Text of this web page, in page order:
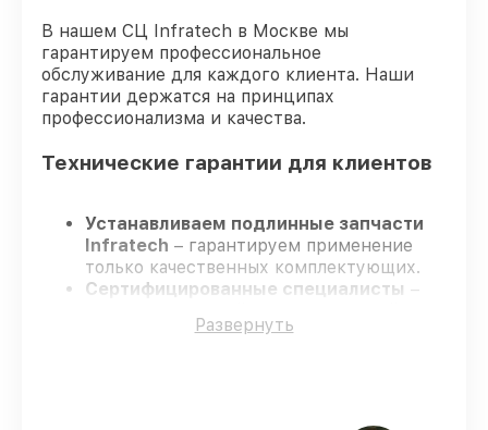
В нашем СЦ Infratech в Москве мы
гарантируем профессиональное
обслуживание для каждого клиента. Наши
гарантии держатся на принципах
профессионализма и качества.
Технические гарантии для клиентов
Устанавливаем подлинные запчасти
Infratech – гарантируем применение
только качественных комплектующих.
Сертифицированные специалисты –
навыков, что обеспечивает надёжную
Развернуть